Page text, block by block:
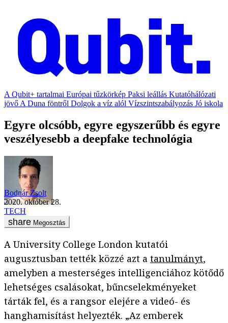
A Qubit+ tartalmai Európai tűzkörkép Paksi leállás Kutatóhálózati
jövő A Duna föntről Dolgok a víz alól Vízszintszabályozás Jó iskola
Egyre olcsóbb, egyre egyszerűbb és egyre
veszélyesebb a deepfake technológia
Bodnár Zsolt
2020. október 28.
TECH
Megosztás
A University College London kutatói
augusztusban tették közzé azt a tanulmányt,
amelyben a mesterséges intelligenciához kötődő
lehetséges csalásokat, bűncselekményeket
tárták fel, és a rangsor elejére a videó- és
hanghamisítást helyezték. „Az emberek